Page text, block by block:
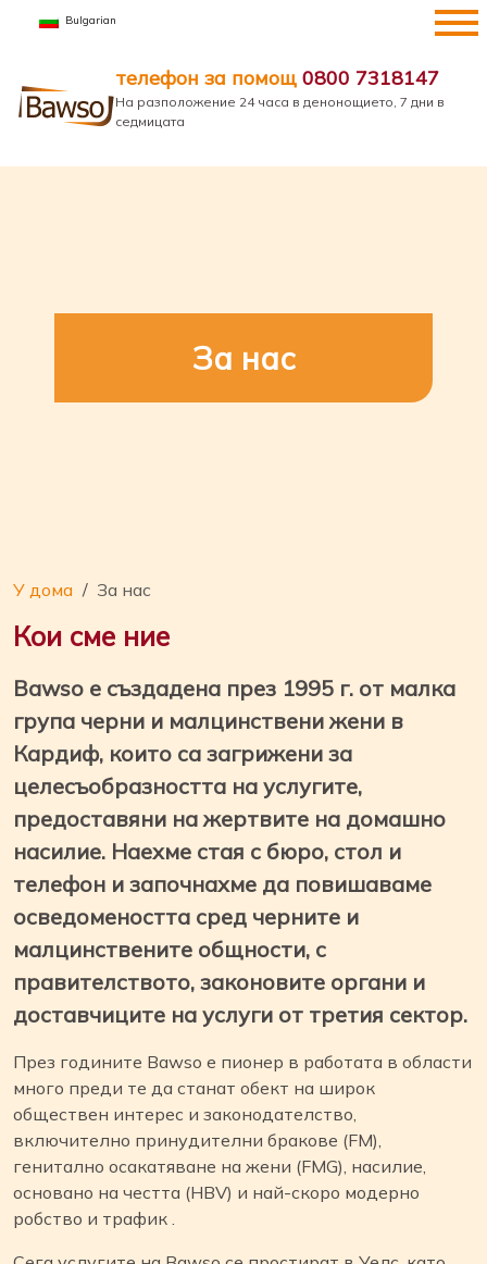
ПреминетеBulgarian
телефон за помощ 0800 7318147
На разположение 24 часа в денонощието, 7 дни в
седмицата
За нас
У дома За нас
Кои сме ние
Bawso е създадена през 1995 г. от малка
група черни и малцинствени жени в
Кардиф, които са загрижени за
целесъобразността на услугите,
предоставяни на жертвите на домашно
насилие. Наехме стая с бюро, стол и
телефон и започнахме да повишаваме
осведомеността сред черните и
малцинствените общности, с
правителството, законовите органи и
доставчиците на услуги от третия сектор.
През годините Bawso е пионер в работата в области
много преди те да станат обект на широк
обществен интерес и законодателство,
включително принудителни бракове (FM),
генитално осакатяване на жени (FMG), насилие,
основано на честта (HBV) и най-скоро модерно
робство и трафик .